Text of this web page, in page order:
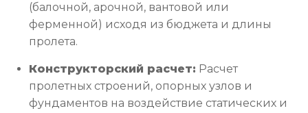
(балочной, арочной, вантовой или
ферменной) исходя из бюджета и длины
пролета.
Конструкторский расчет: Расчет
пролетных строений, опорных узлов и
фундаментов на воздействие статических и